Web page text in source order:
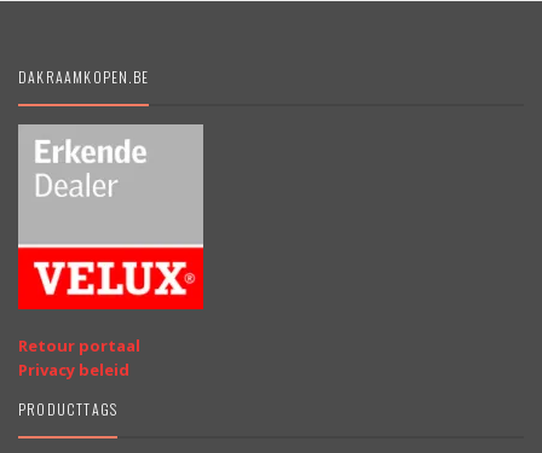
DAKRAAMKOPEN.BE
Retour portaal
Privacy beleid
PRODUCTTAGS